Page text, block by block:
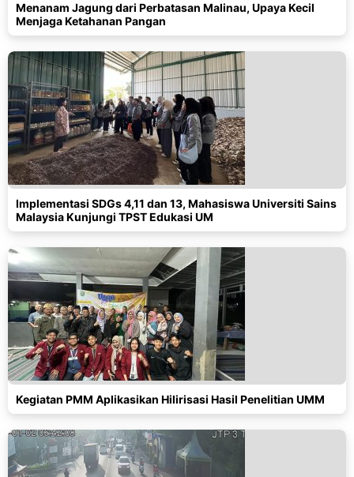
Menanam Jagung dari Perbatasan Malinau, Upaya Kecil
Menjaga Ketahanan Pangan
Implementasi SDGs 4,11 dan 13, Mahasiswa Universiti Sains
Malaysia Kunjungi TPST Edukasi UM
Kegiatan PMM Aplikasikan Hilirisasi Hasil Penelitian UMM